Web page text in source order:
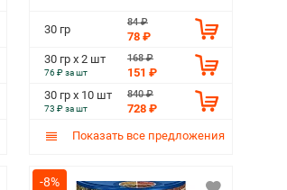
30 гр
84 ₽
78 ₽
30 гр х 2 шт
76 ₽ за шт
168 ₽
151 ₽
30 гр х 10 шт
73 ₽ за шт
840 ₽
728 ₽
Показать все предложения
-8%